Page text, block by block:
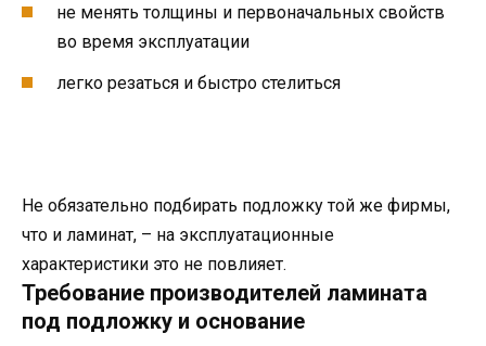
не менять толщины и первоначальных свойств
во время эксплуатации
легко резаться и быстро стелиться
Не обязательно подбирать подложку той же фирмы,
что и ламинат, – на эксплуатационные
характеристики это не повлияет.
Требование производителей ламината
под подложку и основание